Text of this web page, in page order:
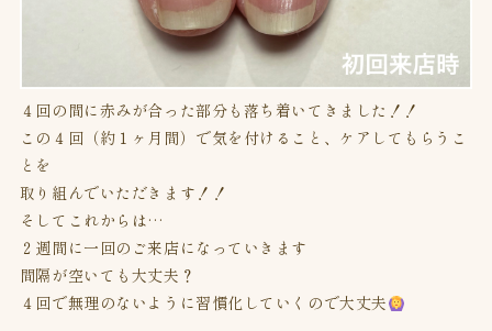
４回の間に赤みが合った部分も落ち着いてきました！！
この４回（約１ヶ月間）で気を付けること、ケアしてもらうこ
とを
取り組んでいただきます！！
そしてこれからは…
２週間に一回のご来店になっていきます
間隔が空いても大丈夫？
４回で無理のないように習慣化していくので大丈夫